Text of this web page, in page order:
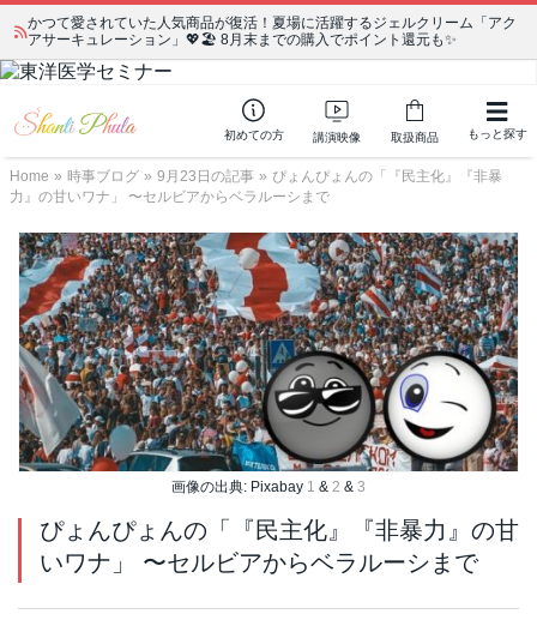
かつて愛されていた人気商品が復活！夏場に活躍するジェルクリーム「アク
アサーキュレーション」💖🏖️ 8月末までの購入でポイント還元も✨
初めての方 講演映像 取扱商品 もっと探す
Home » 時事ブログ » 9月23日の記事 » ぴょんぴょんの「『民主化』『非暴
力』の甘いワナ」 〜セルビアからベラルーシまで
画像の出典: Pixabay 1 & 2 & 3
ぴょんぴょんの「『民主化』『非暴力』の甘
いワナ」 〜セルビアからベラルーシまで